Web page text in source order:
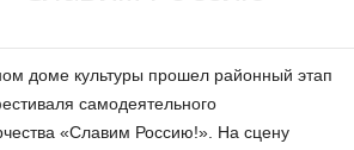
доме культуры прошел районный этап
самодеятельного
«Славим Россию!». На сцену